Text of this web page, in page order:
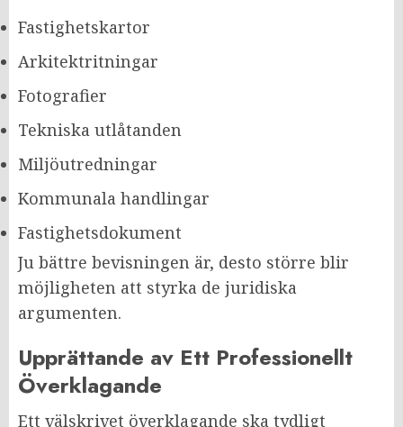
Fastighetskartor
Arkitektritningar
Fotografier
Tekniska utlåtanden
Miljöutredningar
Kommunala handlingar
Fastighetsdokument
Ju bättre bevisningen är, desto större blir
möjligheten att styrka de juridiska
argumenten.
Upprättande av Ett Professionellt
Överklagande
Ett välskrivet överklagande ska tydligt